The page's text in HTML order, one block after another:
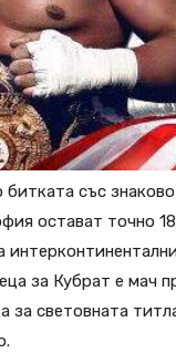
със
остават точно
за Кубрат е мач
за световната